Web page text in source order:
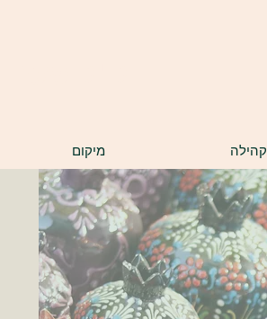
מיקום קהילה